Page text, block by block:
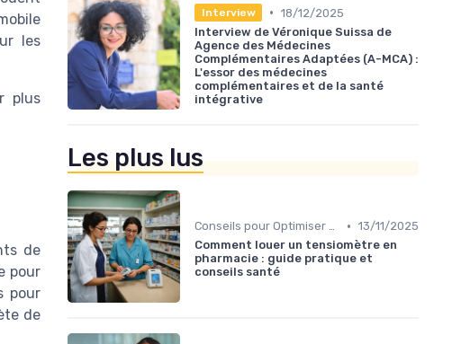
les
plus
de
pour
pour
de
Interview • 18/12/2025
Interview de Véronique Suissa de
Agence des Médecines
Complémentaires Adaptées (A-MCA) :
L'essor des médecines
complémentaires et de la santé
intégrative
Les plus lus
Conseils pour Optimiser sa Couverture • 13/11/2025
Comment louer un tensiomètre en
pharmacie : guide pratique et
conseils santé